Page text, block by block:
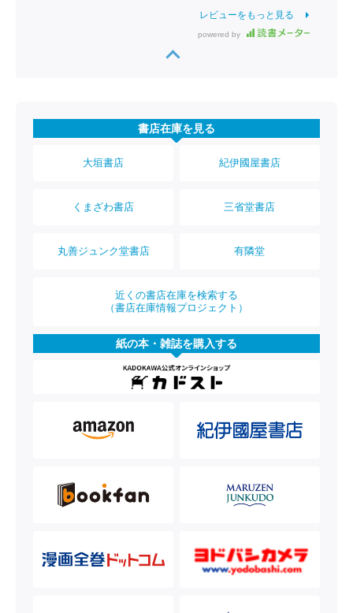
レビューをもっと見る
powered by
書店在庫を見る
大垣書店 紀伊國屋書店
くまざわ書店 三省堂書店
丸善ジュンク堂書店 有隣堂
近くの書店在庫を検索する
（書店在庫情報プロジェクト）
紙の本・雑誌を購入する